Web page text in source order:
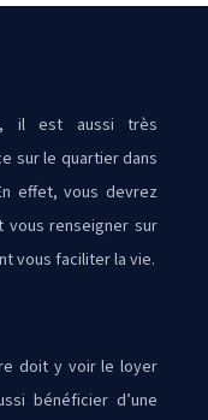
il est aussi très
sur le quartier dans
effet, vous devrez
vous renseigner sur
vous faciliter la vie.
doit y voir le loyer
bénéficier d’une